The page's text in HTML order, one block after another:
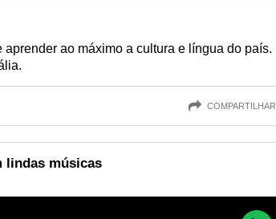
ao máximo a cultura e língua do país.
COMPARTILHAR
lindas músicas